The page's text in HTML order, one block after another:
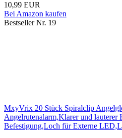
10,99 EUR
Bei Amazon kaufen
Bestseller Nr. 19
MxyVrix 20 Stück Spiralclip
Angelrutenalarm,Klarer und lauterer
Befestigung,Loch für Externe